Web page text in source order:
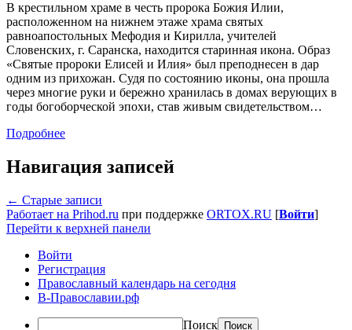
В крестильном храме в честь пророка Божия Илии,
расположенном на нижнем этаже храма святых
равноапостольных Мефодия и Кирилла, учителей
Словенских, г. Саранска, находится старинная икона. Образ
«Святые пророки Елисей и Илия» был преподнесен в дар
одним из прихожан. Судя по состоянию иконы, она прошла
через многие руки и бережно хранилась в домах верующих в
годы богоборческой эпохи, став живым свидетельством…
Подробнее
Навигация записей
← Старые записи
Работает на Prihod.ru при поддержке ORTOX.RU [Войти]
Перейти к верхней панели
Войти
Регистрация
Православный календарь на сегодня
В-Православии.рф
Поиск